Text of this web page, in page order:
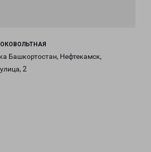
Башкортостан, Нефтекамск,
2